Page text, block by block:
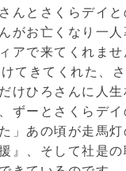
んとさくらデイ
がお亡くなり一
アで来てくれま
てきてくれた、
けひろさんに人
ずーとさくらデ
」あの頃が走馬
』、そして社是